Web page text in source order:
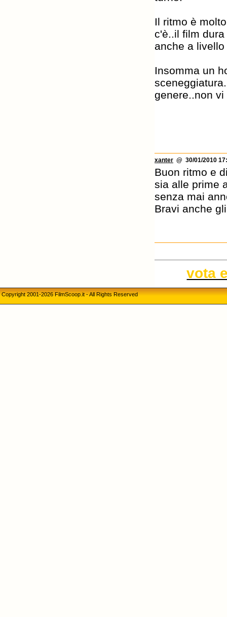
Il ritmo è
c'è..il film
anche a
Insomma un
genere..non vi
xanter @ 30/01/2010
Buon ritmo e
sia alle prime
senza mai
Bravi anche
vota
Copyright 2001-2026 FilmScoop.it - All Rights Reserved